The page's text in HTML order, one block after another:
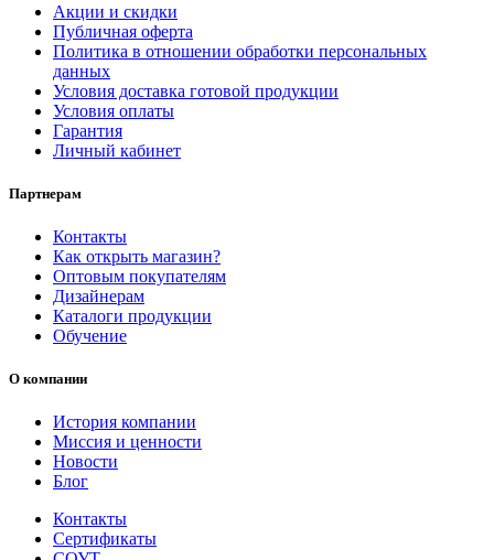
Акции и скидки
Публичная оферта
Политика в отношении обработки персональных
данных
Условия доставка готовой продукции
Условия оплаты
Гарантия
Личный кабинет
Партнерам
Контакты
Как открыть магазин?
Оптовым покупателям
Дизайнерам
Каталоги продукции
Обучение
О компании
История компании
Миссия и ценности
Новости
Блог
Контакты
Сертификаты